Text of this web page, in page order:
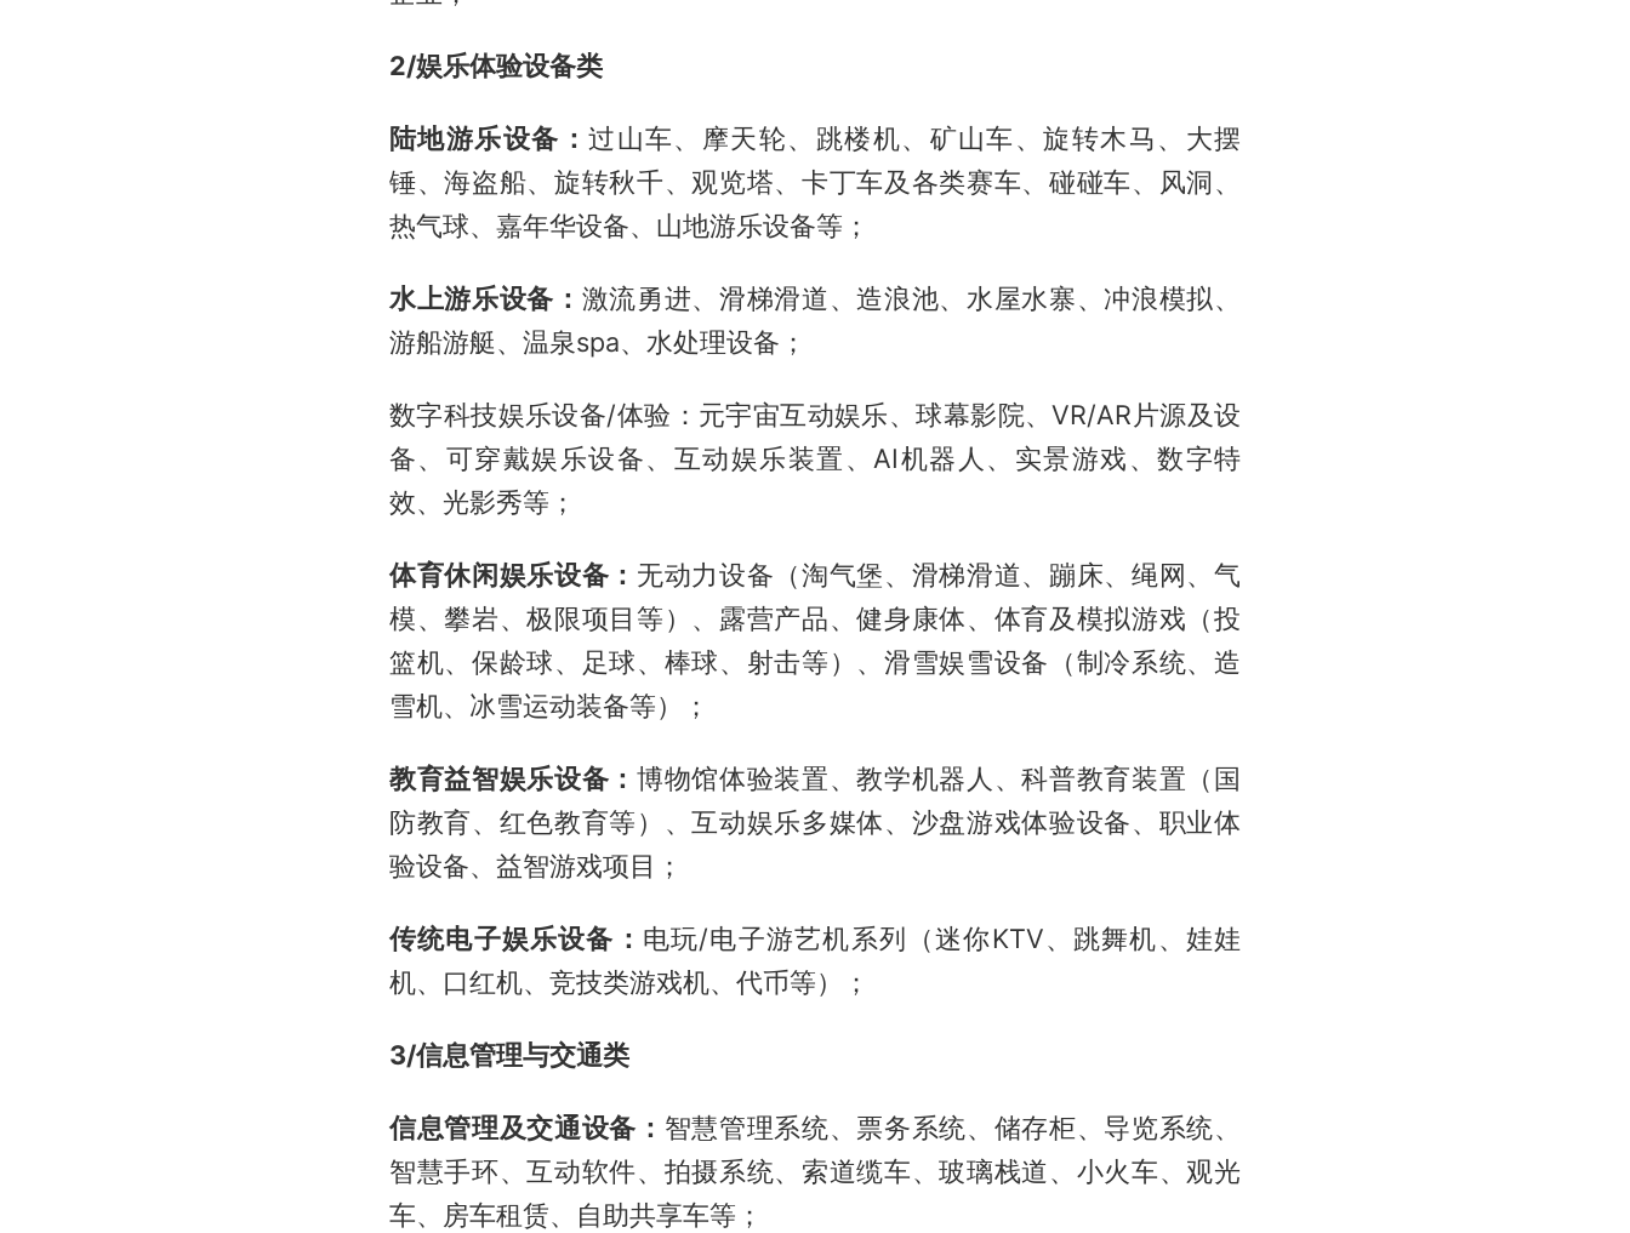
2/娱乐体验设备类
陆地游乐设备：过山车、摩天轮、跳楼机、矿山车、旋转木马、大摆
锤、海盗船、旋转秋千、观览塔、卡丁车及各类赛车、碰碰车、风洞、
热气球、嘉年华设备、山地游乐设备等；
水上游乐设备： 激流勇进、滑梯滑道、造浪池、水屋水寨、冲浪模拟、
游船游艇、温泉spa、水处理设备；
数字科技娱乐设备/体验：元宇宙互动娱乐、球幕影院、VR/AR片源及设
备、可穿戴娱乐设备、互动娱乐装置、AI机器人、实景游戏、数字特
效、光影秀等；
体育休闲娱乐设备： 无动力设备（淘气堡、滑梯滑道、蹦床、绳网、气
模、攀岩、极限项目等）、露营产品、健身康体、体育及模拟游戏（投
篮机、保龄球、足球、棒球、射击等）、滑雪娱雪设备（制冷系统、造
雪机、冰雪运动装备等）；
教育益智娱乐设备： 博物馆体验装置、教学机器人、科普教育装置（国
防教育、红色教育等）、互动娱乐多媒体、沙盘游戏体验设备、职业体
验设备、益智游戏项目；
传统电子娱乐设备： 电玩/电子游艺机系列（迷你KTV、跳舞机、娃娃
机、口红机、竞技类游戏机、代币等）；
3/信息管理与交通类
信息管理及交通设备： 智慧管理系统、票务系统、储存柜、导览系统、
智慧手环、互动软件、拍摄系统、索道缆车、玻璃栈道、小火车、观光
车、房车租赁、自助共享车等；